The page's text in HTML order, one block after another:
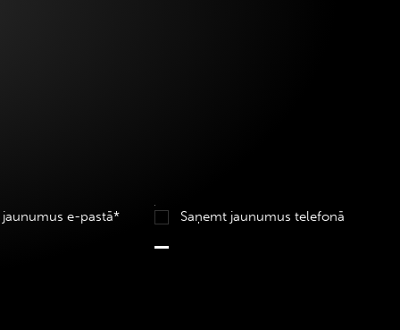
jaunumus e-pastā* Saņemt jaunumus telefonā